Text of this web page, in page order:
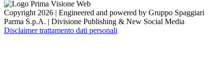
Copyright 2026 | Engineered and powered by Gruppo Spaggiari
Parma S.p.A. | Divisione Publishing & New Social Media
Disclaimer trattamento dati personali